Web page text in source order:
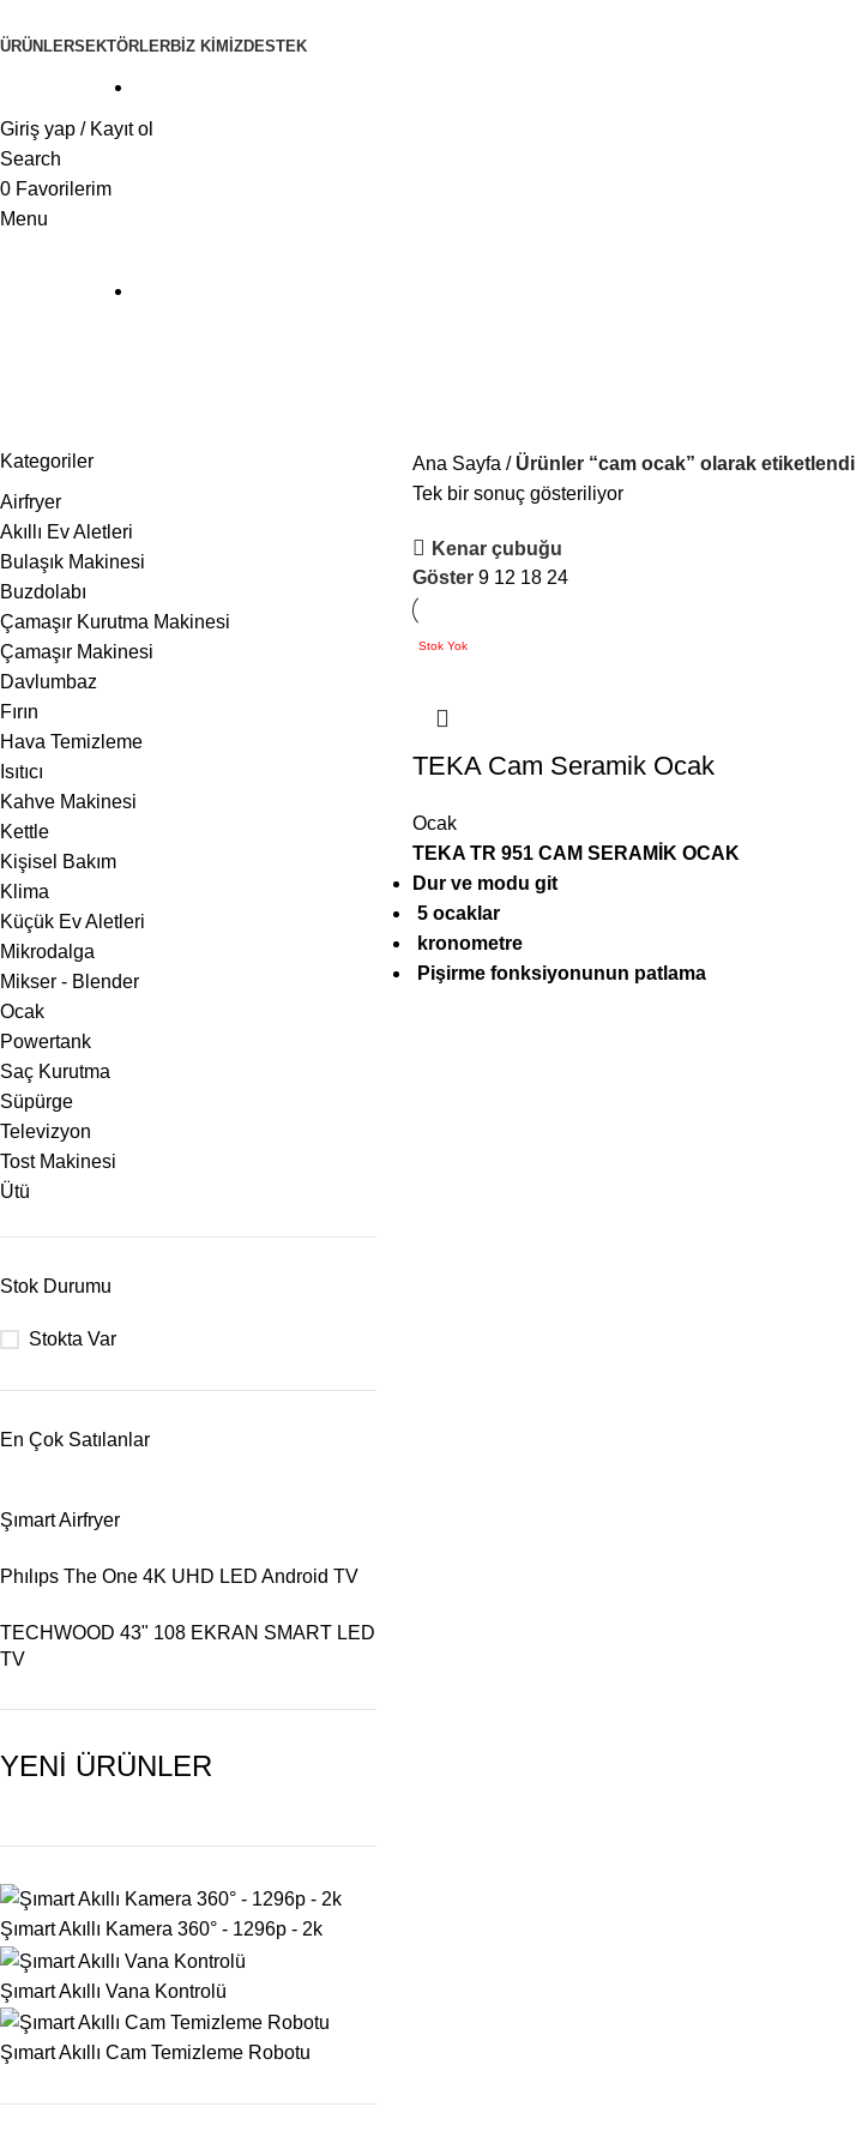
ÜRÜNLERSEKTÖRLERBİZ KİMİZDESTEK
Giriş yap / Kayıt ol
Search
0 Favorilerim
Menu
Kategoriler
Airfryer
Akıllı Ev Aletleri
Bulaşık Makinesi
Buzdolabı
Çamaşır Kurutma Makinesi
Çamaşır Makinesi
Davlumbaz
Fırın
Hava Temizleme
Isıtıcı
Kahve Makinesi
Kettle
Kişisel Bakım
Klima
Küçük Ev Aletleri
Mikrodalga
Mikser - Blender
Ocak
Powertank
Saç Kurutma
Süpürge
Televizyon
Tost Makinesi
Ütü
Stok Durumu
Stokta Var
En Çok Satılanlar
Şımart Airfryer
Phılıps The One 4K UHD LED Android TV
TECHWOOD 43" 108 EKRAN SMART LED
TV
YENİ ÜRÜNLER
Şımart Akıllı Kamera 360° - 1296p - 2k
Şımart Akıllı Vana Kontrolü
Şımart Akıllı Cam Temizleme Robotu
Ana Sayfa
Ürünler “cam ocak” olarak etiketlendi
Tek bir sonuç gösteriliyor
Kenar çubuğu
Göster 9 12 18 24
Stok Yok
TEKA Cam Seramik Ocak
Ocak
TEKA TR 951 CAM SERAMİK OCAK
Dur ve modu git
5 ocaklar
kronometre
Pişirme fonksiyonunun patlama